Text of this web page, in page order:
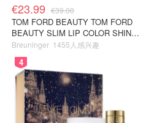
€23.99 €39.00
TOM FORD BEAUTY TOM FORD
BEAUTY SLIM LIP COLOR SHINE
口红 open back色
Breuninger 1455人感兴趣
4